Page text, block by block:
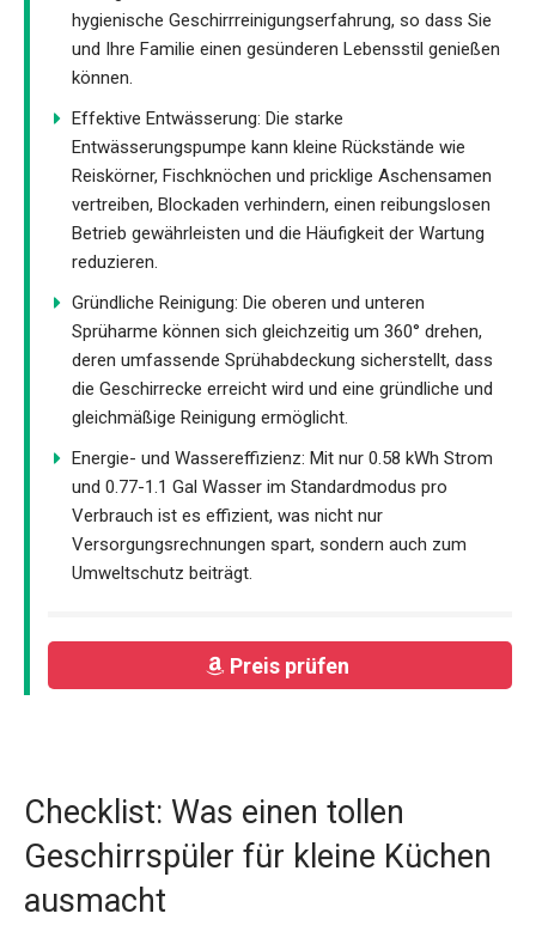
hygienische Geschirrreinigungserfahrung, so dass Sie
und Ihre Familie einen gesünderen Lebensstil genießen
können.
Effektive Entwässerung: Die starke
Entwässerungspumpe kann kleine Rückstände wie
Reiskörner, Fischknöchen und pricklige Aschensamen
vertreiben, Blockaden verhindern, einen reibungslosen
Betrieb gewährleisten und die Häufigkeit der Wartung
reduzieren.
Gründliche Reinigung: Die oberen und unteren
Sprüharme können sich gleichzeitig um 360° drehen,
deren umfassende Sprühabdeckung sicherstellt, dass
die Geschirrecke erreicht wird und eine gründliche und
gleichmäßige Reinigung ermöglicht.
Energie- und Wassereffizienz: Mit nur 0.58 kWh Strom
und 0.77-1.1 Gal Wasser im Standardmodus pro
Verbrauch ist es effizient, was nicht nur
Versorgungsrechnungen spart, sondern auch zum
Umweltschutz beiträgt.
Preis prüfen
Checklist: Was einen tollen
Geschirrspüler für kleine Küchen
ausmacht